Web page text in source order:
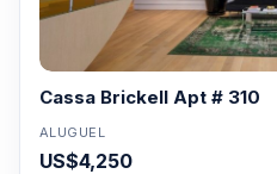
Cassa Brickell Apt # 310
ALUGUEL
US$4,250